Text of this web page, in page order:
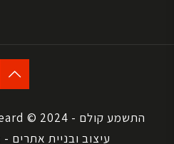
התשמע קולם - Will their voice be heard © 2024
עיצוב ובניית אתרים -